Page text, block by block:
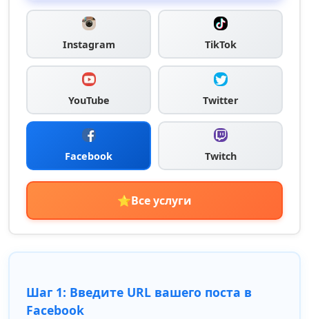
Instagram TikTok
YouTube Twitter
Facebook Twitch
⭐Все услуги
Шаг 1: Введите URL вашего поста в
Facebook